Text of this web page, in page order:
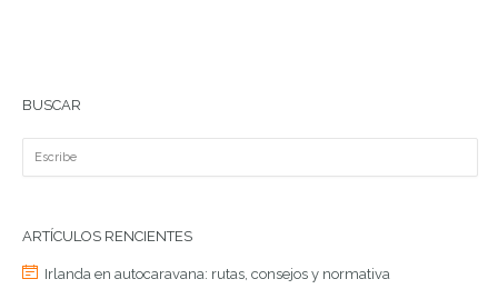
BUSCAR
ARTÍCULOS RENCIENTES
Irlanda en autocaravana: rutas, consejos y normativa